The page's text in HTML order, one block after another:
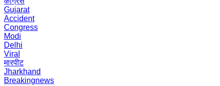
Gujarat
Accident
Congress
Modi
Delhi
Viral
मारपीट
Jharkhand
Breakingnews